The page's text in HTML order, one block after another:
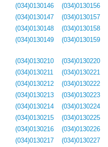
(034)0130146
(034)0130147
(034)0130148
(034)0130149
(034)0130156
(034)0130157
(034)0130158
(034)0130159
(034)0130210
(034)0130211
(034)0130212
(034)0130213
(034)0130214
(034)0130215
(034)0130216
(034)0130217
(034)0130220
(034)0130221
(034)0130222
(034)0130223
(034)0130224
(034)0130225
(034)0130226
(034)0130227